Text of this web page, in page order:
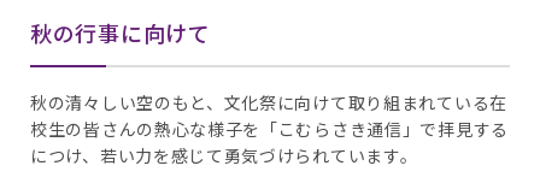
秋の行事に向けて
秋の清々しい空のもと、文化祭に向けて取り組まれている在
校生の皆さんの熱心な様子を「こむらさき通信」で拝見する
につけ、若い力を感じて勇気づけられています。